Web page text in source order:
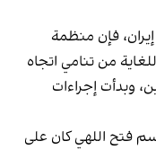
فإن منظمة
من تنامي اتجاه
وبدأت إجراءات
فتح اللهي كان على